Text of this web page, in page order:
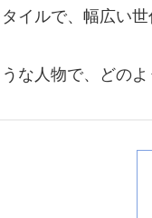
イルで、幅広い
な人物で、どの